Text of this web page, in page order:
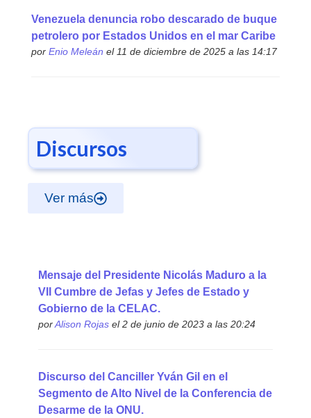
Venezuela denuncia robo descarado de buque
petrolero por Estados Unidos en el mar Caribe
por Enio Meleán el 11 de diciembre de 2025 a las 14:17
Discursos
Ver más
Mensaje del Presidente Nicolás Maduro a la
VII Cumbre de Jefas y Jefes de Estado y
Gobierno de la CELAC.
porAlison Rojasel 2 de junio de 2023 a las 20:24
Discurso del Canciller Yván Gil en el
Segmento de Alto Nivel de la Conferencia de
Desarme de la ONU.